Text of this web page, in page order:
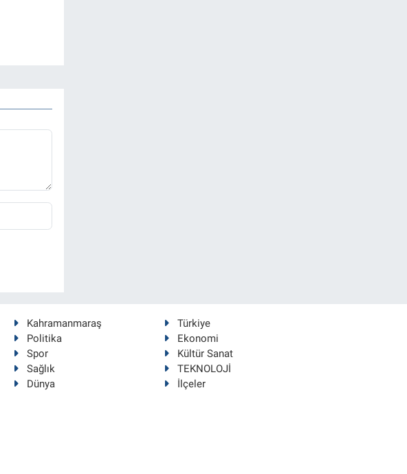
Kahramanmaraş
Türkiye
Politika
Ekonomi
Spor
Kültür Sanat
Sağlık
TEKNOLOJİ
Dünya
İlçeler